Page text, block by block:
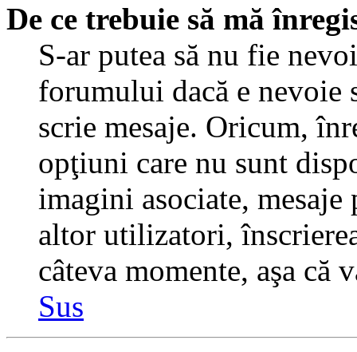
De ce trebuie să mă
S-ar putea să nu fie
forumului dacă e nevoie
scrie mesaje. Oricum,
opţiuni care nu sunt
imagini asociate,
altor utilizatori,
câteva momente, aşa că
Sus